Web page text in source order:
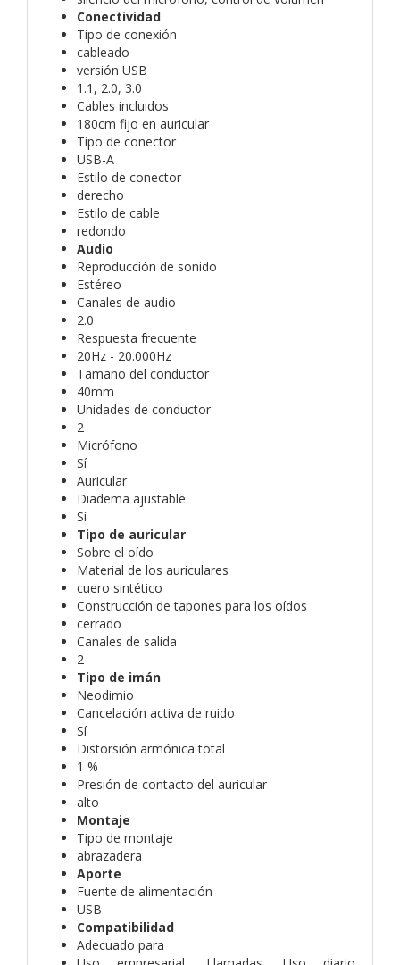
Conectividad
Tipo de conexión
cableado
versión USB
1.1, 2.0, 3.0
Cables incluidos
180cm fijo en auricular
Tipo de conector
USB-A
Estilo de conector
derecho
Estilo de cable
redondo
Audio
Reproducción de sonido
Estéreo
Canales de audio
2.0
Respuesta frecuente
20Hz - 20.000Hz
Tamaño del conductor
40mm
Unidades de conductor
2
Micrófono
Sí
Auricular
Diadema ajustable
Sí
Tipo de auricular
Sobre el oído
Material de los auriculares
cuero sintético
Construcción de tapones para los oídos
cerrado
Canales de salida
2
Tipo de imán
Neodimio
Cancelación activa de ruido
Sí
Distorsión armónica total
1 %
Presión de contacto del auricular
alto
Montaje
Tipo de montaje
abrazadera
Aporte
Fuente de alimentación
USB
Compatibilidad
Adecuado para